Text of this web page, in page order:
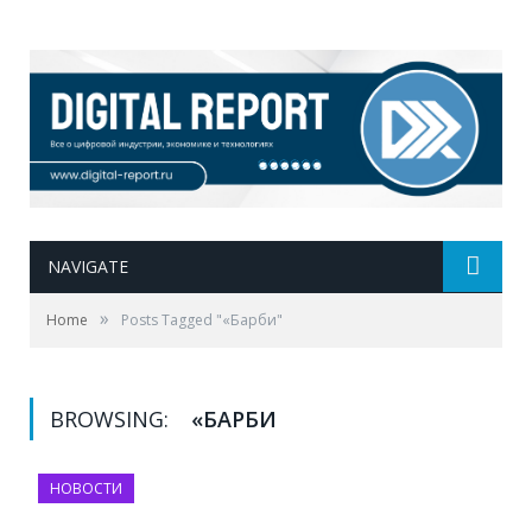
NAVIGATE
Home » Posts Tagged "«Барби"
BROWSING: «БАРБИ
НОВОСТИ